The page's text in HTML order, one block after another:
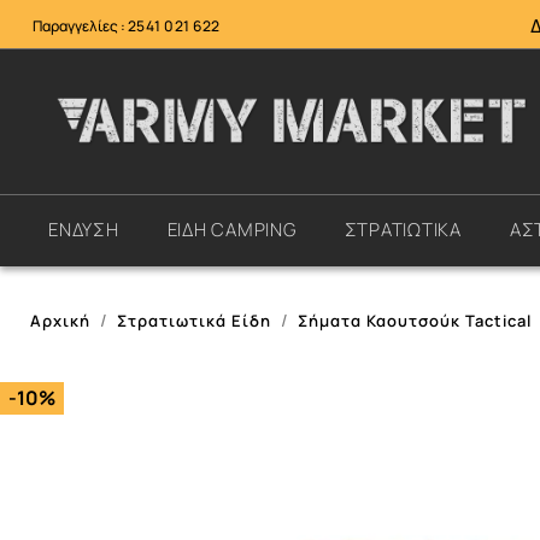
Παραγγελίες :2541 021 622
ΕΝΔΥΣΗ ΕΙΔΗ CAMPING ΣΤΡΑΤΙΩΤΙΚΑ
Αρχική Στρατιωτικά Είδη Σήματα Καουτσούκ Tactical
-10%